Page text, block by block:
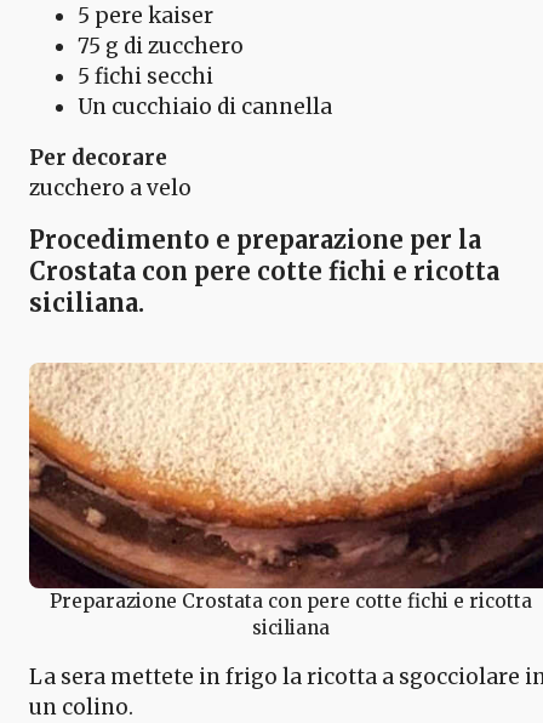
5 pere kaiser
75 g di zucchero
5 fichi secchi
Un cucchiaio di cannella
Per decorare
zucchero a velo
Procedimento e preparazione per la
Crostata con pere cotte fichi e ricotta
siciliana.
Preparazione Crostata con pere cotte fichi e ricotta
siciliana
La sera mettete in frigo la ricotta a sgocciolare
un colino.